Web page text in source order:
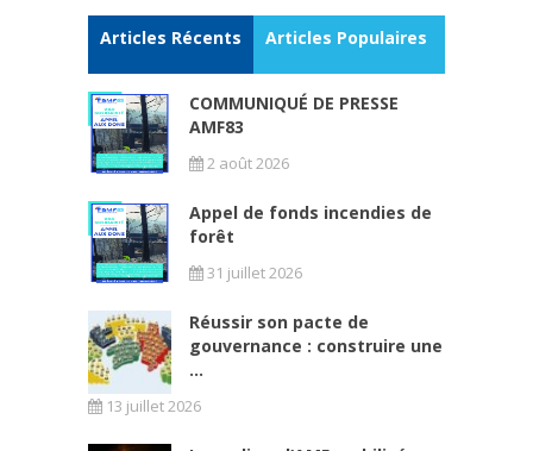
Articles Récents Articles Populaires
COMMUNIQUÉ DE PRESSE
AMF83
2 août 2026
Appel de fonds incendies de
forêt
31 juillet 2026
Réussir son pacte de
gouvernance : construire une
...
13 juillet 2026